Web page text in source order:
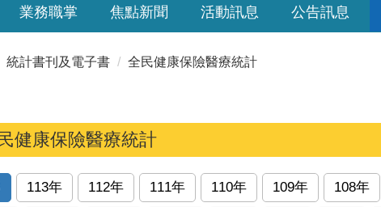
業務職掌 焦點新聞 活動訊息 公告訊息
統計書刊及電子書 全民健康保險醫療統計
健康保險醫療統計
113年 112年 111年 110年 109年 108年